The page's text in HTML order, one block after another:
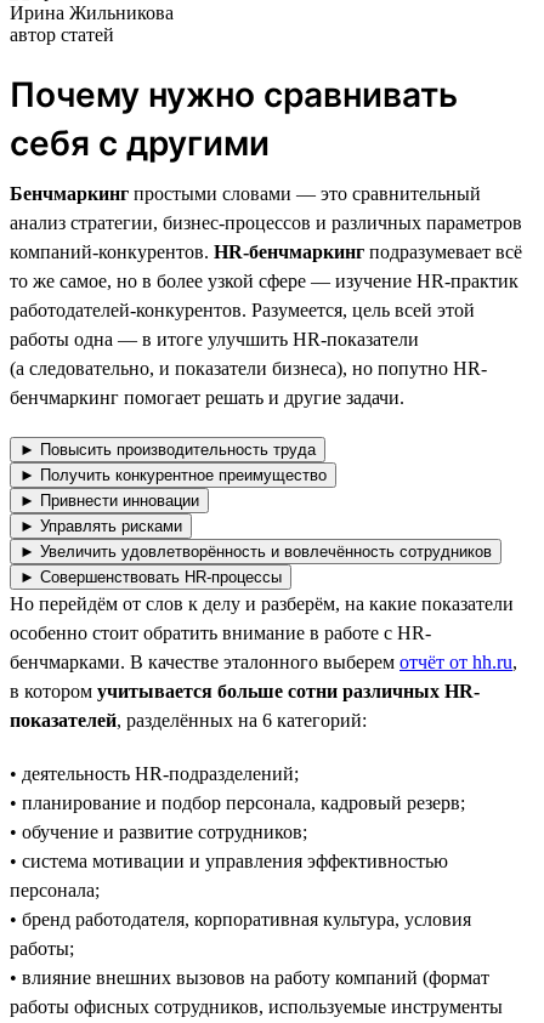
Ирина Жильникова
автор статей
Почему нужно сравнивать
себя с другими
Бенчмаркинг простыми словами — это сравнительный
анализ стратегии, бизнес-процессов и различных параметров
компаний-конкурентов. HR-бенчмаркинг подразумевает всё
то же самое, но в более узкой сфере — изучение HR-практик
работодателей-конкурентов. Разумеется, цель всей этой
работы одна — в итоге улучшить HR-показатели
(а следовательно, и показатели бизнеса), но попутно HR-
бенчмаркинг помогает решать и другие задачи.
► Повысить производительность труда
► Получить конкурентное преимущество
► Привнести инновации
► Управлять рисками
► Увеличить удовлетворённость и вовлечённость сотрудников
► Совершенствовать HR-процессы
Но перейдём от слов к делу и разберём, на какие показатели
особенно стоит обратить внимание в работе с HR-
бенчмарками. В качестве эталонного выберем отчёт от hh.ru,
в котором учитывается больше сотни различных HR-
показателей, разделённых на 6 категорий:
• деятельность HR-подразделений;
• планирование и подбор персонала, кадровый резерв;
• обучение и развитие сотрудников;
• система мотивации и управления эффективностью
персонала;
• бренд работодателя, корпоративная культура, условия
работы;
• влияние внешних вызовов на работу компаний (формат
работы офисных сотрудников, используемые инструменты